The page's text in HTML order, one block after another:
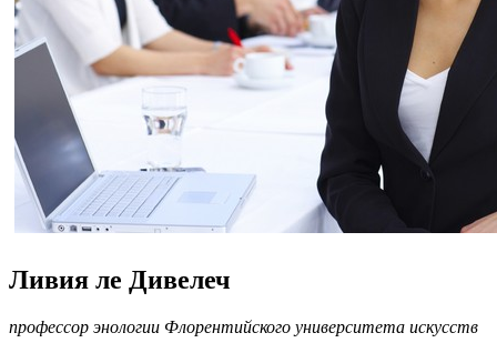
Ливия ле Дивелеч
профессор энологии Флорентийского университета искусств